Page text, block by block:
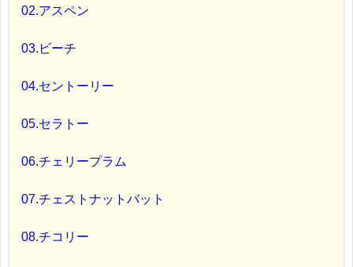
02.アスペン
03.ビーチ
04.セントーリー
05.セラトー
06.チェリープラム
07.チェストナットバット
08.チコリー